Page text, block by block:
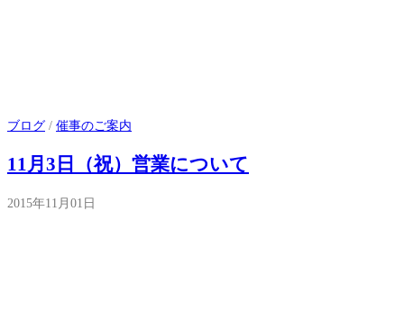
ブログ / 催事のご案内
11月3日（祝）営業について
2015年11月01日